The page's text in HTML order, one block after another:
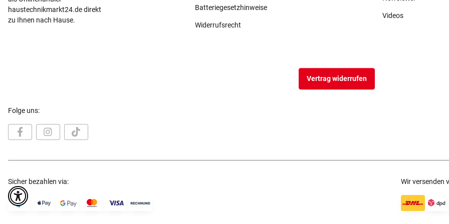
haustechnikmarkt24.de direkt
zu Ihnen nach Hause.
Batteriegesetzhinweise
Widerrufsrecht
Videos
Vertrag widerrufen
Folge uns:
Sicher bezahlen via: Wir versenden